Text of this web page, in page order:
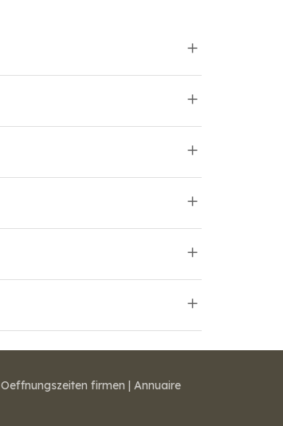
Oeffnungszeiten firmen | Annuaire